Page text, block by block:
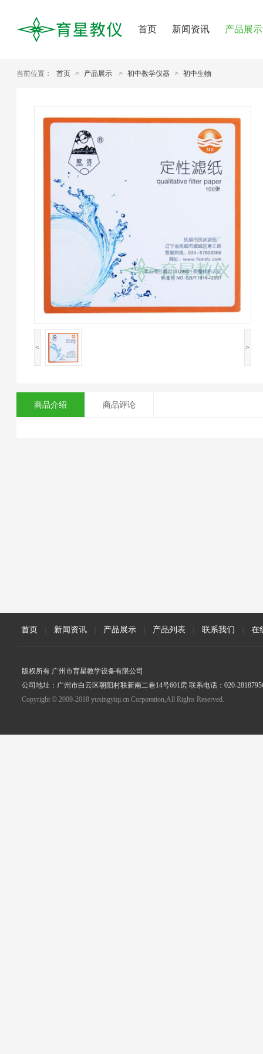
首页 新闻资讯 产品展示
当前位置： 首页 > 产品展示 > 初中教学仪器 > 初中生物
< >
商品介绍 商品评论
首页 新闻资讯 产品展示 产品列表 联系我们 在
版权所有 广州市育星教学设备有限公司
公司地址：广州市白云区朝阳村联新南二巷14号601房 联系电话：020-
Copyright © 2009-2018 yuxingyiqi.cn Corporation,All Rights Reserved.